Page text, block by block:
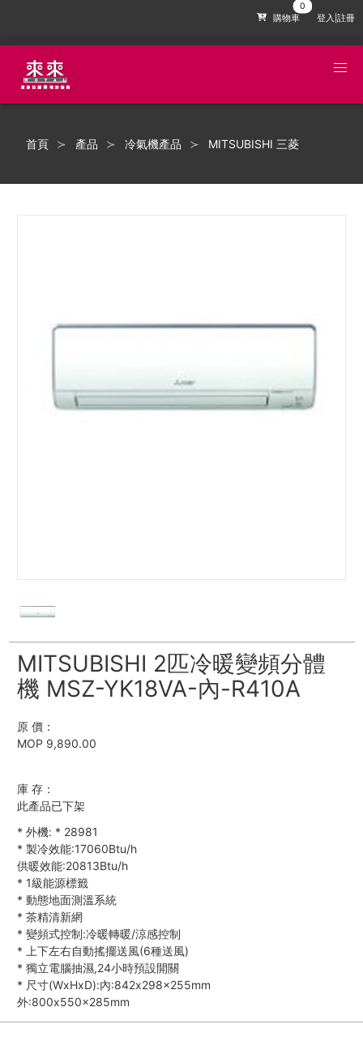
購物車 登入|註冊
首頁 產品 冷氣機產品 MITSUBISHI 三菱
MITSUBISHI 2匹冷暖變頻分體
機 MSZ-YK18VA-內-R410A
原 價：
MOP 9,890.00
庫 存：
此產品已下架
* 外機: * 28981
* 製冷效能:17060Btu/h
供暖效能:20813Btu/h
* 1級能源標籤
* 動態地面測溫系統
* 茶精清新網
* 變頻式控制:冷暖轉暖/涼感控制
* 上下左右自動搖擺送風(6種送風)
* 獨立電腦抽濕,24小時預設開關
* 尺寸(WxHxD):內:842x298x255mm
外:800x550x285mm